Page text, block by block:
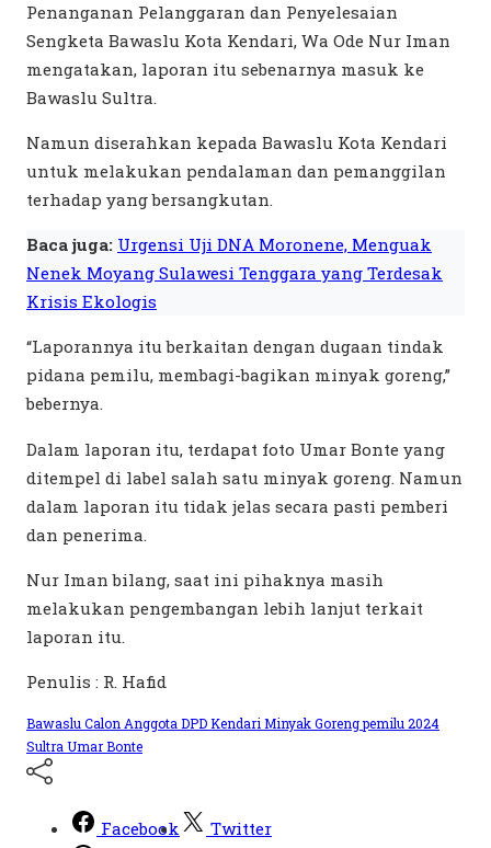
Penanganan Pelanggaran dan Penyelesaian
Sengketa Bawaslu Kota Kendari, Wa Ode Nur Iman
mengatakan, laporan itu sebenarnya masuk ke
Bawaslu Sultra.
Namun diserahkan kepada Bawaslu Kota Kendari
untuk melakukan pendalaman dan pemanggilan
terhadap yang bersangkutan.
Baca juga: Urgensi Uji DNA Moronene, Menguak
Nenek Moyang Sulawesi Tenggara yang Terdesak
Krisis Ekologis
“Laporannya itu berkaitan dengan dugaan tindak
pidana pemilu, membagi-bagikan minyak goreng,”
bebernya.
Dalam laporan itu, terdapat foto Umar Bonte yang
ditempel di label salah satu minyak goreng. Namun
dalam laporan itu tidak jelas secara pasti pemberi
dan penerima.
Nur Iman bilang, saat ini pihaknya masih
melakukan pengembangan lebih lanjut terkait
laporan itu.
Penulis : R. Hafid
Bawaslu Calon Anggota DPDKendari Minyak Gorengpemilu 2024
Sultra Umar Bonte
Facebook
Twitter